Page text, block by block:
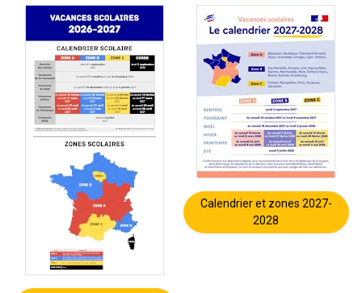
Calendrier et zones 2027-
2028